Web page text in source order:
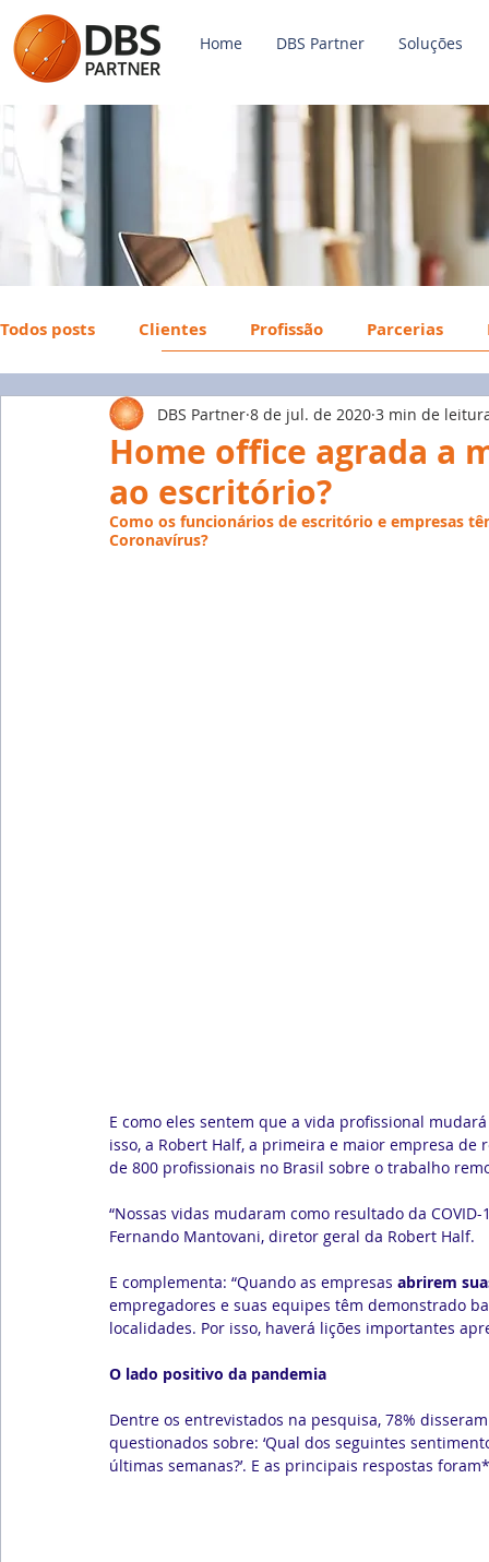
Home DBS Partner Soluções
Todos posts Clientes Profissão Parcerias
FGTS Mercado de Trabalho
Emprego Avaliação de Desempenho
Home office agrada a
ao escritório?
DBS Partner 8 de jul. de 2020 3 min de
Como os funcionários de escritório e empresas
Coronavírus?
E como eles sentem que a vida profissional
isso, a Robert Half, a primeira e maior empresa
de 800 profissionais no Brasil sobre o trabalho
“Nossas vidas mudaram como resultado da
Fernando Mantovani, diretor geral da Robert Half.
E complementa: “Quando as empresas abrirem
empregadores e suas equipes têm demonstrado
localidades. Por isso, haverá lições importantes
O lado positivo da pandemia
Dentre os entrevistados na pesquisa, 78%
questionados sobre: ‘Qual dos seguintes
últimas semanas?’. E as principais respostas